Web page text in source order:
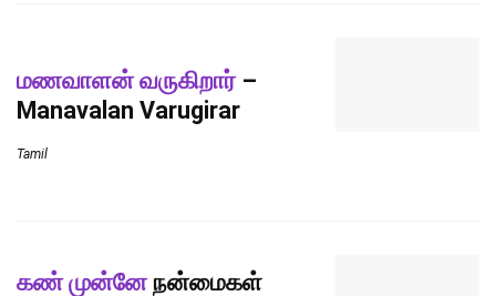
மணவாளன் வருகிறார்–
Manavalan Varugirar
Tamil
கண் முன்னேநன்மைகள்